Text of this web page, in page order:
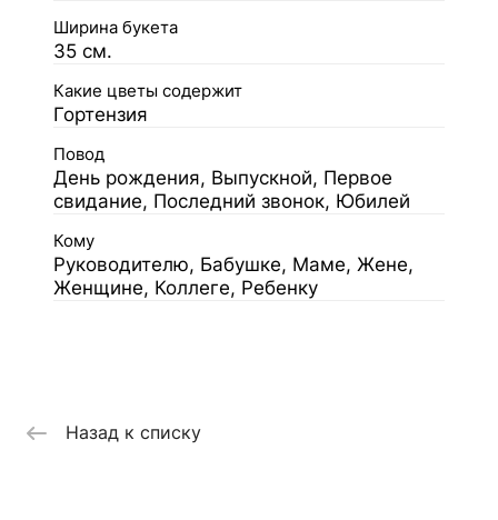
Ширина букета
35 см.
Какие цветы содержит
Гортензия
Повод
День рождения, Выпускной, Первое
свидание, Последний звонок, Юбилей
Кому
Руководителю, Бабушке, Маме, Жене,
Женщине, Коллеге, Ребенку
Назад к списку